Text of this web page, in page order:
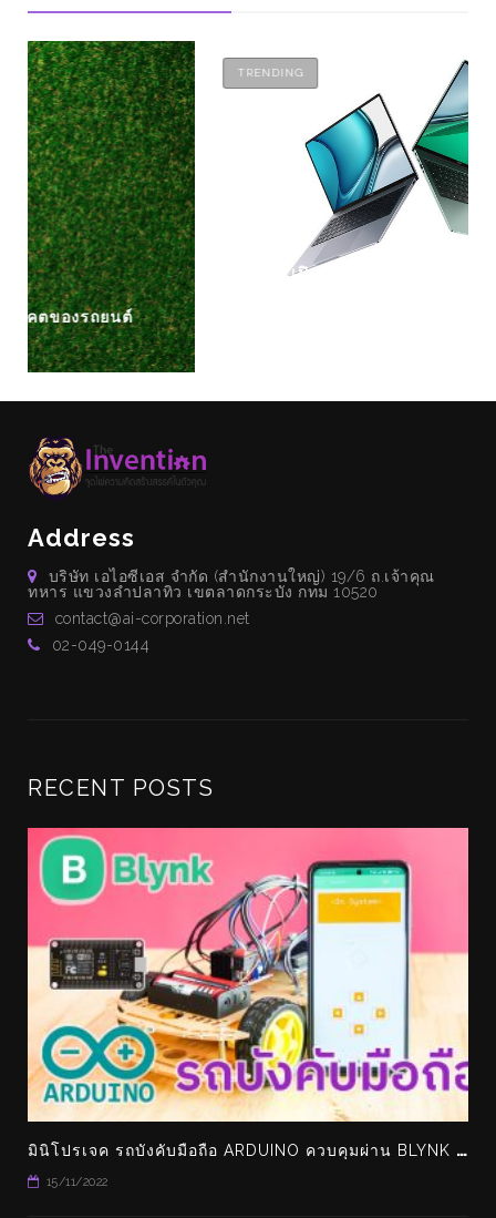
TRENDING
HUAWEI เปิดตัว MATEBOOK 14S
Address
บริษัท เอไอซีเอส จำกัด (สำนักงานใหญ่) 19/6 ถ.เจ้าคุณ
ทหาร แขวงลำปลาทิว เขตลาดกระบัง กทม 10520
contact@ai-corporation.net
02-049-0144
RECENT POSTS
ม
ินิโปรเจค รถบังคับมือถือ ARDUINO ควบคุมผ่าน BLYNK ทำเล่นเองได้ง่ายๆ
15/11/2022